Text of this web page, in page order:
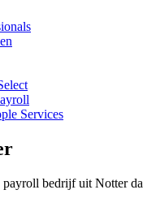
Services
payroll bedrijf uit Notter